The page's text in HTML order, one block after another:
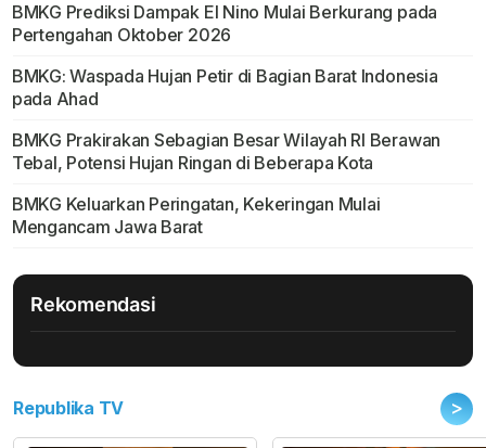
BMKG Prediksi Dampak El Nino Mulai Berkurang pada
Pertengahan Oktober 2026
BMKG: Waspada Hujan Petir di Bagian Barat Indonesia
pada Ahad
BMKG Prakirakan Sebagian Besar Wilayah RI Berawan
Tebal, Potensi Hujan Ringan di Beberapa Kota
BMKG Keluarkan Peringatan, Kekeringan Mulai
Mengancam Jawa Barat
Rekomendasi
Republika TV >